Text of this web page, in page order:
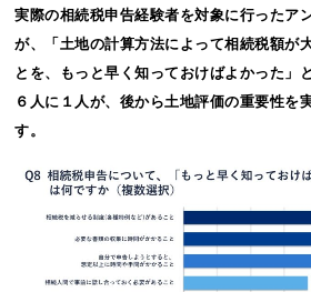
実際の相続税申告経験者を対象に行ったア
が、「土地の計算方法によって相続税額が
とを、もっと早く知っておけばよかった」
６人に１人が、後から土地評価の重要性を
す。